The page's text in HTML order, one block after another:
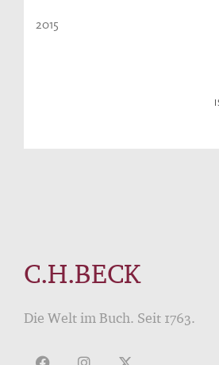
2015
C.H.BECK
Die Welt im Buch. Seit 1763.